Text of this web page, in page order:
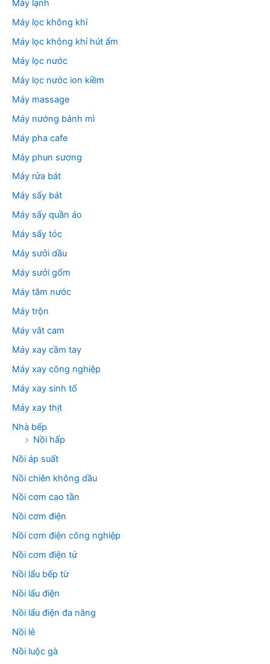
Máy lạnh
Máy lọc không khí
Máy lọc không khí hút ẩm
Máy lọc nước
Máy lọc nước ion kiềm
Máy massage
Máy nướng bánh mì
Máy pha cafe
Máy phun sương
Máy rửa bát
Máy sấy bát
Máy sấy quần áo
Máy sấy tóc
Máy sưởi dầu
Máy sưởi gốm
Máy tăm nước
Máy trộn
Máy vắt cam
Máy xay cầm tay
Máy xay công nghiệp
Máy xay sinh tố
Máy xay thịt
Nhà bếp
Nồi hấp
Nồi áp suất
Nồi chiên không dầu
Nồi cơm cao tần
Nồi cơm điện
Nồi cơm điện công nghiệp
Nồi cơm điện tử
Nồi lẩu bếp từ
Nồi lẩu điện
Nồi lẩu điện đa năng
Nồi lẻ
Nồi luộc gà